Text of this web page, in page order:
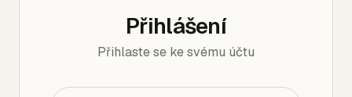
Přihlášení
Přihlaste se ke svému účtu